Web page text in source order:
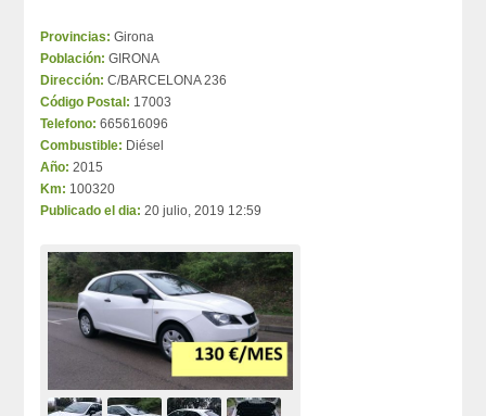
Provincias: Girona
Población: GIRONA
Dirección: C/BARCELONA 236
Código Postal: 17003
Telefono: 665616096
Combustible: Diésel
Año: 2015
Km: 100320
Publicado el dia: 20 julio, 2019 12:59